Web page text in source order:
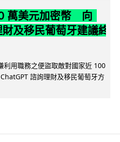
萬美元加密幣 向
及移民葡萄牙建議終
利用職務之便盜取敵對國家近 100
諮詢理財及移民葡萄牙方